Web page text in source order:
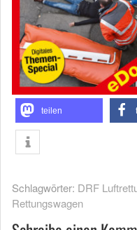
teilen
Schlagwörter: DRF
Rettungswagen